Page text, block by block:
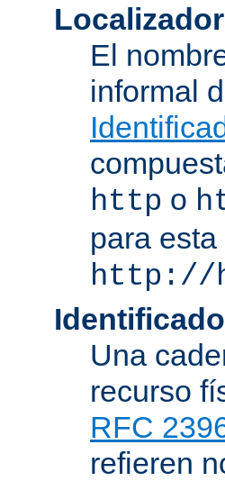
El
informal
http o
para
http://
Una
recurso
RFC
refieren